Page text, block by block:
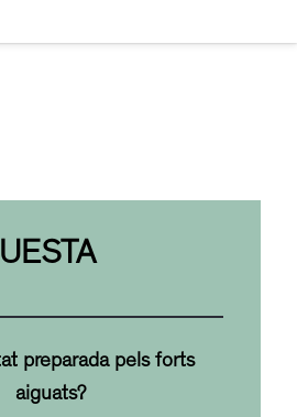
preparada pels forts
aiguats?